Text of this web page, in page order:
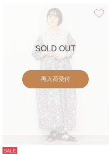
SOLD OUT
再入荷受付
SALE